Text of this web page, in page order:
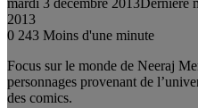
2013
0 243 Moins d'une minute
Focus sur le monde de Neeraj
personnages provenant de
des comics.